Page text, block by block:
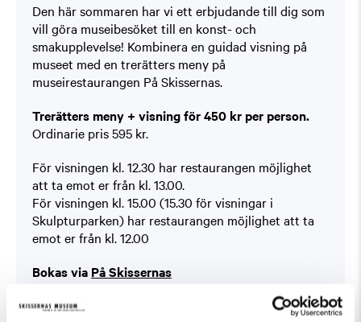
Den här sommaren har vi ett erbjudande till dig som
vill göra museibesöket till en konst- och
smakupplevelse! Kombinera en guidad visning på
museet med en trerätters meny på
museirestaurangen På Skissernas.
Trerätters meny + visning för 450 kr per person.
Ordinarie pris 595 kr.
För visningen kl. 12.30 har restaurangen möjlighet
att ta emot er från kl. 13.00.
För visningen kl. 15.00 (15.30 för visningar i
Skulpturparken) har restaurangen möjlighet att ta
emot er från kl. 12.00
Bokas via På Skissernas
Kan ej kombineras med andra erbjudanden.